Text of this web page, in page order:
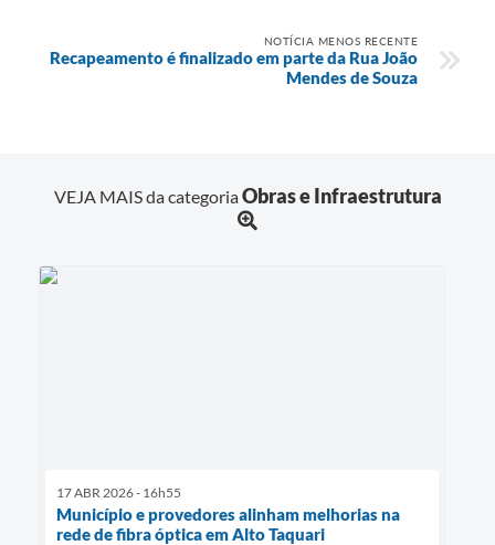
NOTÍCIA MENOS RECENTE
Recapeamento é finalizado em parte da Rua João
Mendes de Souza
VEJA MAIS da categoriaObras e Infraestrutura
17 ABR 2026 - 16h55
Município e provedores alinham melhorias na
rede de fibra óptica em Alto Taquari